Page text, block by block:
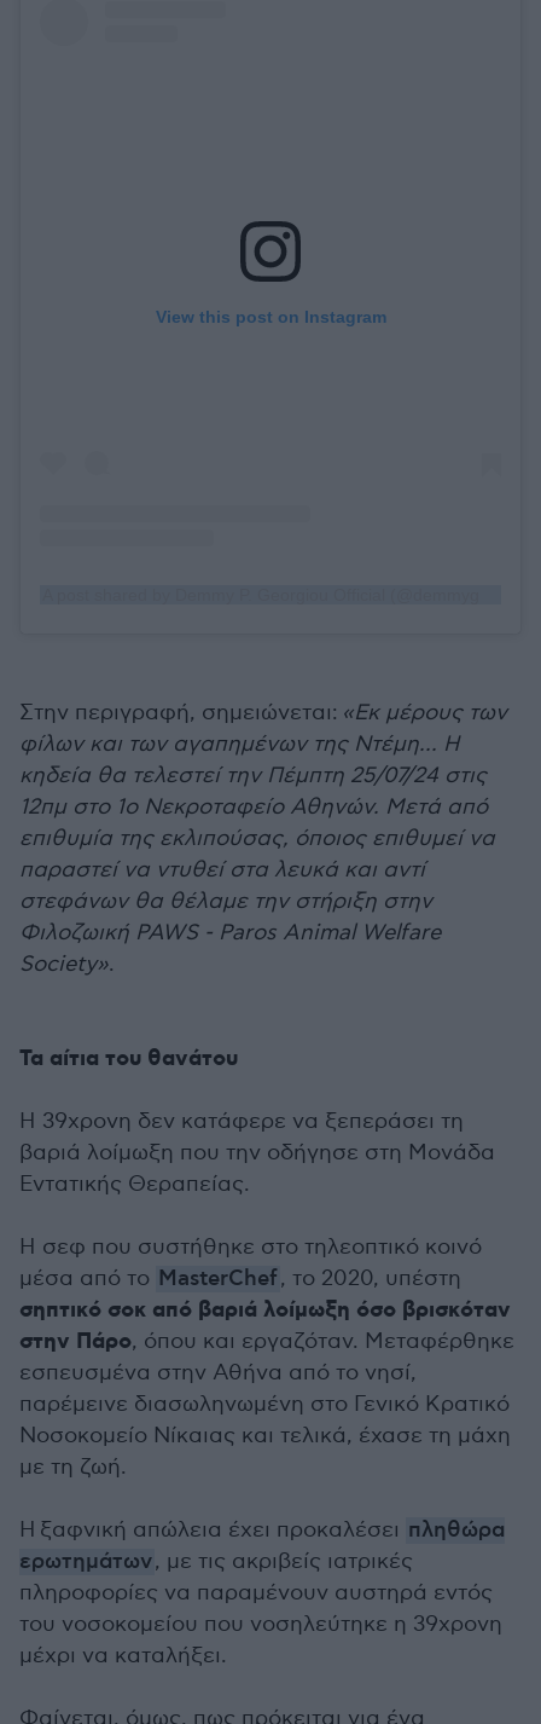
View this post on Instagram
Στην περιγραφή, σημειώνεται: «Εκ μέρους των
φίλων και των αγαπημένων της Ντέμη... Η
κηδεία θα τελεστεί την Πέμπτη 25/07/24 στις
12πμ στο 1ο Νεκροταφείο Αθηνών. Μετά από
επιθυμία της εκλιπούσας, όποιος επιθυμεί να
παραστεί να ντυθεί στα λευκά και αντί
στεφάνων θα θέλαμε την στήριξη στην
Φιλοζωική PAWS - Paros Animal Welfare
Society».
Τα αίτια του θανάτου
Η 39χρονη δεν κατάφερε να ξεπεράσει τη
βαριά λοίμωξη που την οδήγησε στη Μονάδα
Εντατικής Θεραπείας.
Η σεφ που συστήθηκε στο τηλεοπτικό κοινό
μέσα από το MasterChef, το 2020, υπέστη
σηπτικό σοκ από βαριά λοίμωξη όσο βρισκόταν
στην Πάρο, όπου και εργαζόταν. Μεταφέρθηκε
εσπευσμένα στην Αθήνα από το νησί,
παρέμεινε διασωληνωμένη στο Γενικό Κρατικό
Νοσοκομείο Νίκαιας και τελικά, έχασε τη μάχη
με τη ζωή.
Η ξαφνική απώλεια έχει προκαλέσει πληθώρα
ερωτημάτων, με τις ακριβείς ιατρικές
πληροφορίες να παραμένουν αυστηρά εντός
του νοσοκομείου που νοσηλεύτηκε η 39χρονη
μέχρι να καταλήξει.
Φαίνεται, όμως, πως πρόκειται για ένα